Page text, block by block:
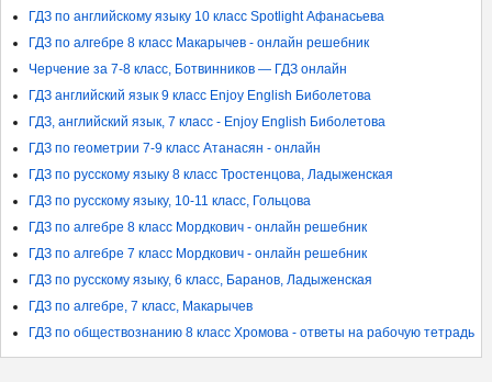
ГДЗ по английскому языку 10 класс Spotlight Афанасьева
ГДЗ по алгебре 8 класс Макарычев - онлайн решебник
Черчение за 7-8 класс, Ботвинников — ГДЗ онлайн
ГДЗ английский язык 9 класс Enjoy English Биболетова
ГДЗ, английский язык, 7 класс - Enjoy English Биболетова
ГДЗ по геометрии 7-9 класс Атанасян - онлайн
ГДЗ по русскому языку 8 класс Тростенцова, Ладыженская
ГДЗ по русскому языку, 10-11 класс, Гольцова
ГДЗ по алгебре 8 класс Мордкович - онлайн решебник
ГДЗ по алгебре 7 класс Мордкович - онлайн решебник
ГДЗ по русскому языку, 6 класс, Баранов, Ладыженская
ГДЗ по алгебре, 7 класс, Макарычев
ГДЗ по обществознанию 8 класс Хромова - ответы на рабочую тетрадь